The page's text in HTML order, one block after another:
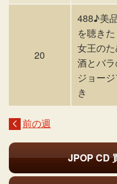
20
488♪美
を聴き
女王の
酒とバ
ジョー
き
前の週
JPOP CD